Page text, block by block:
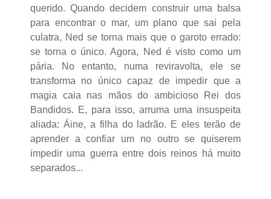
querido. Quando decidem construir uma balsa
para encontrar o mar, um plano que sai pela
culatra, Ned se torna mais que o garoto errado:
se torna o único. Agora, Ned é visto como um
pária. No entanto, numa reviravolta, ele se
transforma no único capaz de impedir que a
magia caia nas mãos do ambicioso Rei dos
Bandidos. E, para isso, arruma uma insuspeita
aliada: Áine, a filha do ladrão. E eles terão de
aprender a confiar um no outro se quiserem
impedir uma guerra entre dois reinos há muito
separados...